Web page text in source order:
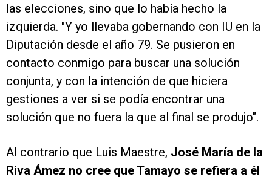
las elecciones, sino que lo había hecho la
izquierda. "Y yo llevaba gobernando con IU en la
Diputación desde el año 79. Se pusieron en
contacto conmigo para buscar una solución
conjunta, y con la intención de que hiciera
gestiones a ver si se podía encontrar una
solución que no fuera la que al final se produjo".
Al contrario que Luis Maestre, José María de la
Riva Ámez no cree que Tamayo se refiera a él